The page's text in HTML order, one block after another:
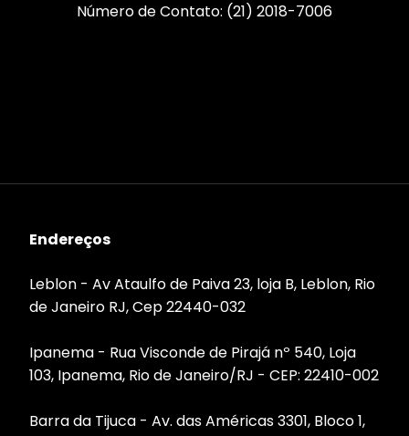
Número de Contato: (21) 2018-7006
Endereços
Leblon - Av Ataulfo de Paiva 23, loja B, Leblon, Rio
de Janeiro RJ, Cep 22440-032
Ipanema - Rua Visconde de Pirajá nº 540, Loja
103, Ipanema, Rio de Janeiro/RJ - CEP: 22410-002
Barra da Tijuca - Av. das Américas 3301, Bloco 1,